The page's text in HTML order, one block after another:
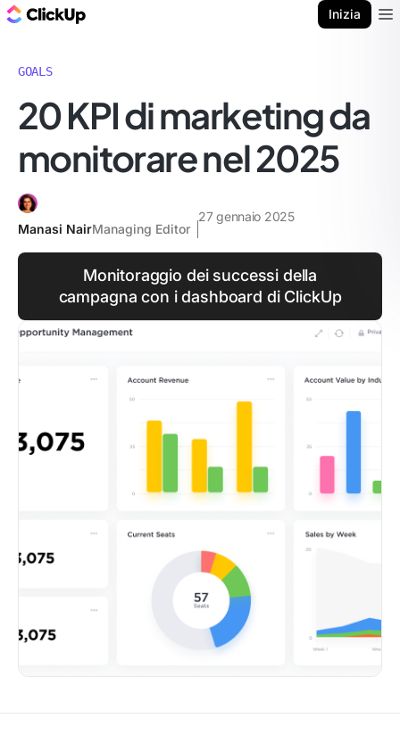
Inizia
GOALS
20 KPI di marketing da
monitorare nel 2025
Manasi NairManaging Editor
27 gennaio 2025
Monitoraggio dei successi della
campagna con i dashboard di ClickUp